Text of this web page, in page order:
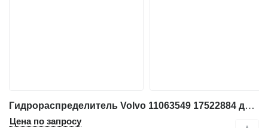
Гидрораспределитель Volvo 11063549 17522884 для шарнирного самосвала Volvo
Цена по запросу